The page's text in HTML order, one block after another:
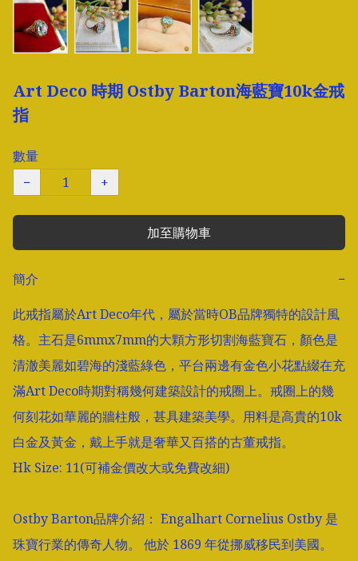
Art Deco 時期 Ostby Barton海藍寶10k金戒
指
數量
−
+
加至購物車
簡介
−
此戒指屬於Art Deco年代，屬於當時OB品牌獨特的設計風
格。主石是6mmx7mm的大顆方形切割海藍寶石，顏色是
清澈美麗如碧海的淺藍綠色，平台兩邊有金色小花點綴在充
滿Art Deco時期對稱幾何建築設計的戒圈上。戒圈上的幾
何刻花如華麗的牆柱般，甚具建築美學。用料是高貴的10k
白金及黃金，戴上手就是奢華又百搭的古董戒指。
Hk Size: 11(可補金價改大或免費改細)
Ostby Barton品牌介紹： Engalhart Cornelius Ostby 是
珠寶行業的傳奇人物。 他於 1869 年從挪威移民到美國。